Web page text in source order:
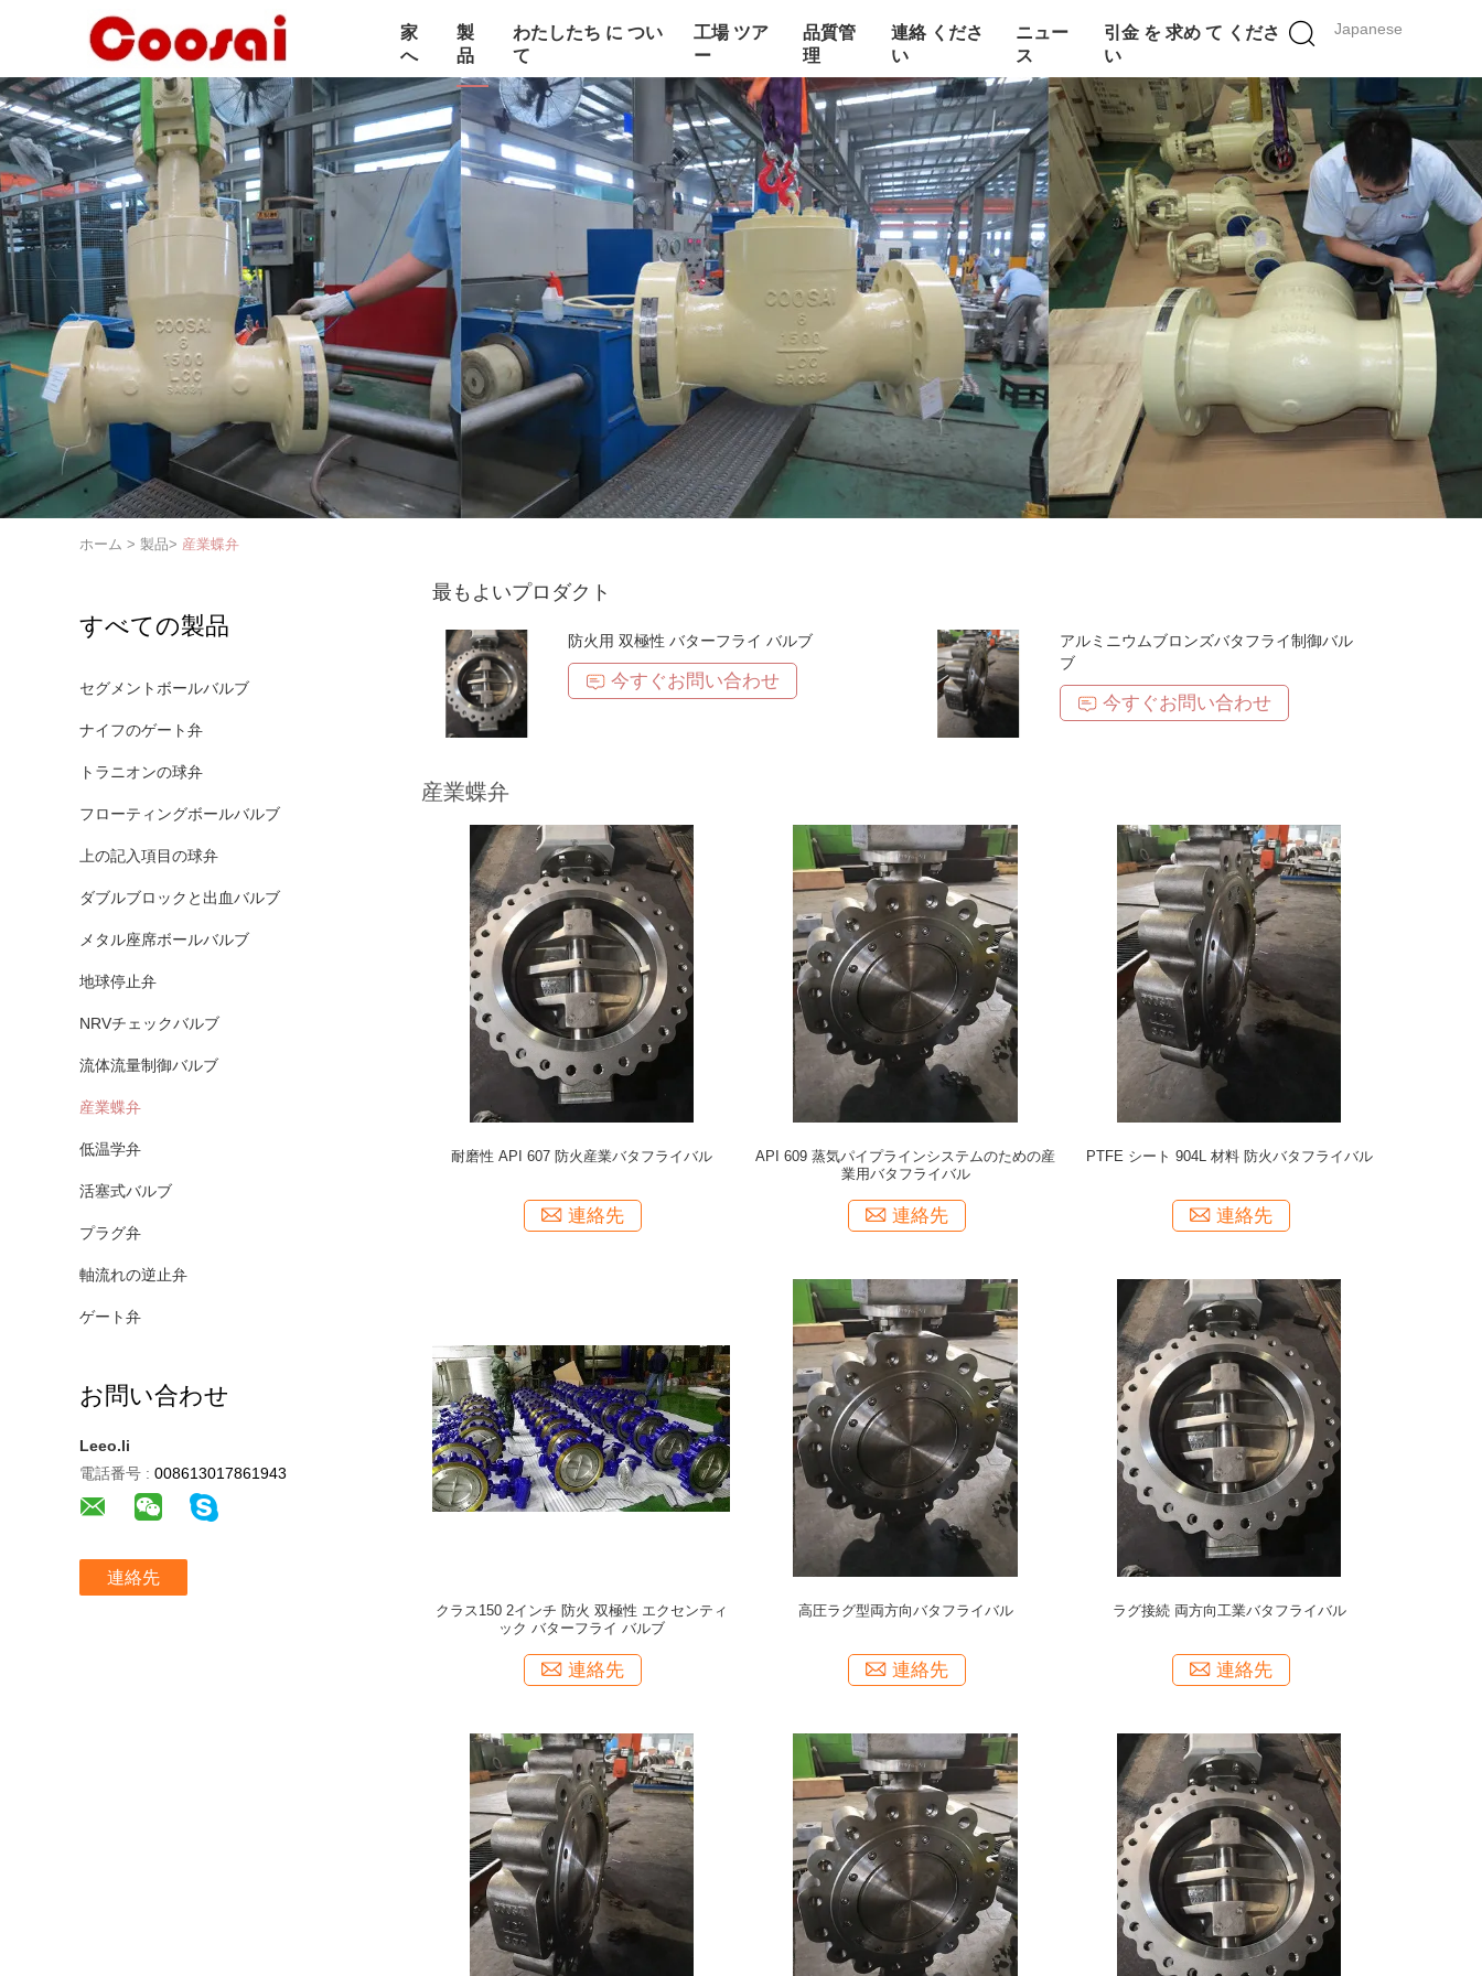
Japanese
家
へ
製
品
わたしたち に つい
て
工場 ツア
ー
品質管
理
連絡 くださ
い
ニュー
ス
引金 を 求め て くださ
い
ホーム > 製品> 産業蝶弁
すべての製品
セグメントボールバルブ
ナイフのゲート弁
トラニオンの球弁
フローティングボールバルブ
上の記入項目の球弁
ダブルブロックと出血バルブ
メタル座席ボールバルブ
地球停止弁
NRVチェックバルブ
流体流量制御バルブ
産業蝶弁
低温学弁
活塞式バルブ
プラグ弁
軸流れの逆止弁
ゲート弁
お問い合わせ
Leeo.li
電話番号 : 008613017861943
連絡先
最もよいプロダクト
防火用 双極性 バターフライ バルブ
今すぐお問い合わせ
アルミニウムブロンズバタフライ制御バル
ブ
今すぐお問い合わせ
産業蝶弁
耐磨性 API 607 防火産業バタフライバル
連絡先
API 609 蒸気パイプラインシステムのための産
業用バタフライバル
連絡先
PTFE シート 904L 材料 防火バタフライバル
連絡先
クラス150 2インチ 防火 双極性 エクセンティ
ック バターフライ バルブ
連絡先
高圧ラグ型両方向バタフライバル
連絡先
ラグ接続 両方向工業バタフライバル
連絡先